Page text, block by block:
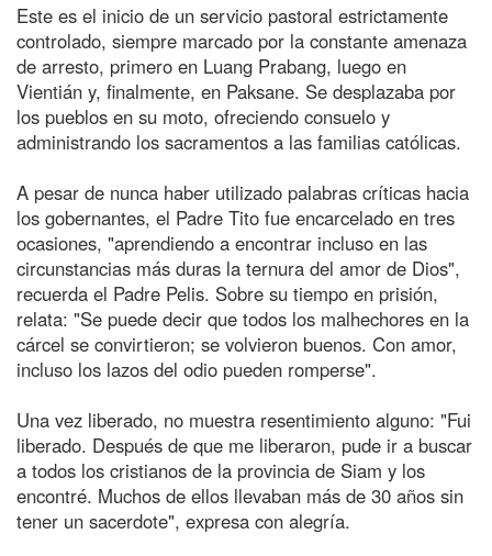
Este es el inicio de un servicio pastoral estrictamente
controlado, siempre marcado por la constante amenaza
de arresto, primero en Luang Prabang, luego en
Vientián y, finalmente, en Paksane. Se desplazaba por
los pueblos en su moto, ofreciendo consuelo y
administrando los sacramentos a las familias católicas.
A pesar de nunca haber utilizado palabras críticas hacia
los gobernantes, el Padre Tito fue encarcelado en tres
ocasiones, "aprendiendo a encontrar incluso en las
circunstancias más duras la ternura del amor de Dios",
recuerda el Padre Pelis. Sobre su tiempo en prisión,
relata: "Se puede decir que todos los malhechores en la
cárcel se convirtieron; se volvieron buenos. Con amor,
incluso los lazos del odio pueden romperse".
Una vez liberado, no muestra resentimiento alguno: "Fui
liberado. Después de que me liberaron, pude ir a buscar
a todos los cristianos de la provincia de Siam y los
encontré. Muchos de ellos llevaban más de 30 años sin
tener un sacerdote", expresa con alegría.